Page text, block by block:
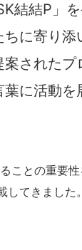
結結P」
に寄り添
されたプ
に活動を
ことの重要
てきました